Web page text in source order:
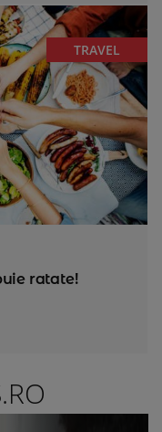
TRAVEL
ratate!